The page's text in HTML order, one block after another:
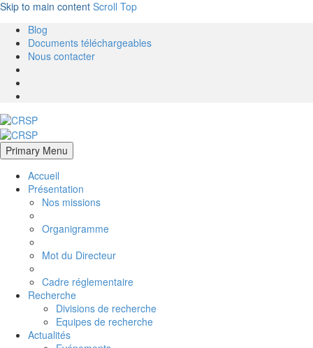
Skip to main content Scroll Top
Blog
Documents téléchargeables
Nous contacter
Primary Menu
Accueil
Présentation
Nos missions
Organigramme
Mot du Directeur
Cadre réglementaire
Recherche
Divisions de recherche
Equipes de recherche
Actualités